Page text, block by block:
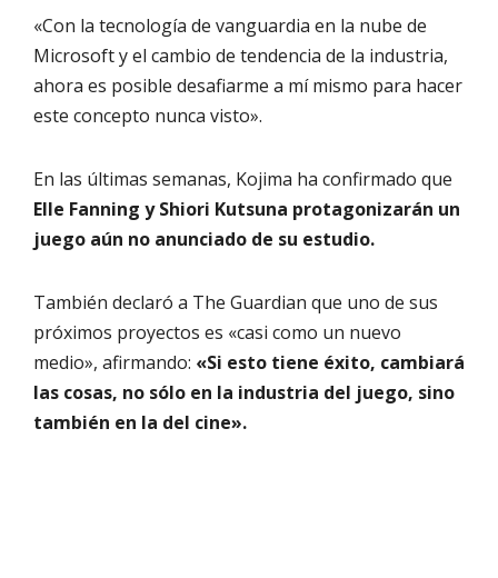
«Con la tecnología de vanguardia en la nube de
Microsoft y el cambio de tendencia de la industria,
ahora es posible desafiarme a mí mismo para hacer
este concepto nunca visto».
En las últimas semanas, Kojima ha confirmado que
Elle Fanning y Shiori Kutsuna protagonizarán un
juego aún no anunciado de su estudio.
También declaró a The Guardian que uno de sus
próximos proyectos es «casi como un nuevo
medio», afirmando: «Si esto tiene éxito, cambiará
las cosas, no sólo en la industria del juego, sino
también en la del cine».